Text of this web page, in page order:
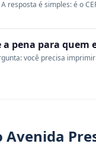
resposta é simples: é o
pena para quem
você precisa